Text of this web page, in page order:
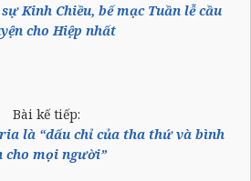
Kinh Chiều, bế mạc Tuần lễ cầu
cho Hiệp nhất
Bài kế tiếp:
là “dấu chỉ của tha thứ và bình
cho mọi người”